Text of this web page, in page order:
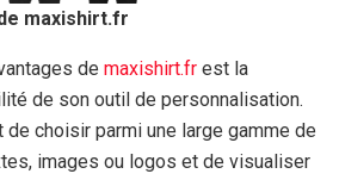
maxishirt.fr
de maxishirt.fr est la
de son outil de personnalisation.
choisir parmi une large gamme de
images ou logos et de visualiser